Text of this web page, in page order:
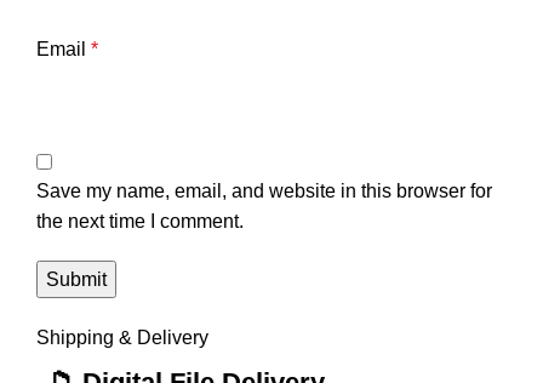
Email *
Save my name, email, and website in this browser for
the next time I comment.
Shipping & Delivery